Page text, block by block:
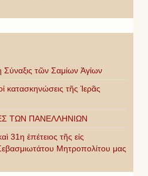
τῶν Σαμίων Ἁγίων
κατασκηνώσεις τῆς Ἱερᾶς
ΤΩΝ ΠΑΝΕΛΛΗΝΙΩΝ
31η ἐπέτειος τῆς εἰς
Μητροπολίτου μας